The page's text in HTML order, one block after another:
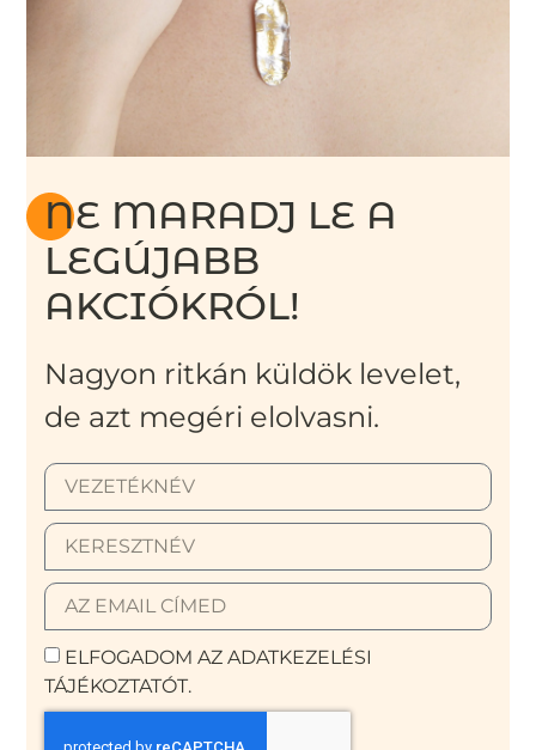
NE MARADJ LE A
LEGÚJABB
AKCIÓKRÓL!
Nagyon ritkán küldök levelet,
de azt megéri elolvasni.
ELFOGADOM AZ ADATKEZELÉSI
TÁJÉKOZTATÓT.